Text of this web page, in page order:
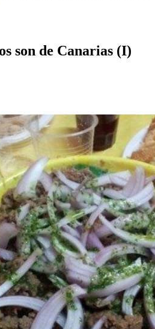
son de Canarias (I)